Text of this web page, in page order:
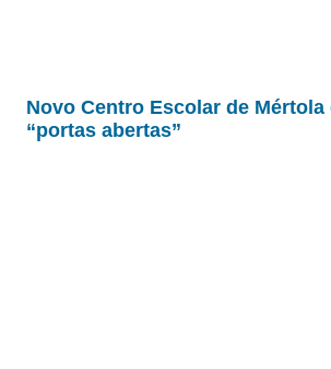
Novo Centro Escolar de Mértola
“portas abertas”